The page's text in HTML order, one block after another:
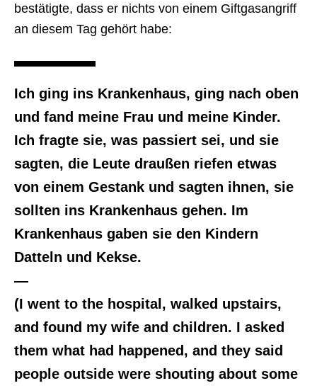
bestätigte, dass er nichts von einem Giftgasangriff
an diesem Tag gehört habe:
Ich ging ins Krankenhaus, ging nach oben
und fand meine Frau und meine Kinder.
Ich fragte sie, was passiert sei, und sie
sagten, die Leute draußen riefen etwas
von einem Gestank und sagten ihnen, sie
sollten ins Krankenhaus gehen. Im
Krankenhaus gaben sie den Kindern
Datteln und Kekse.
—
(I went to the hospital, walked upstairs,
and found my wife and children. I asked
them what had happened, and they said
people outside were shouting about some